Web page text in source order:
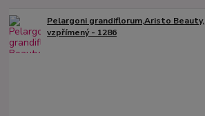
Pelargoni grandiflorum,Aristo Beauty,
vzpřímený - 1286